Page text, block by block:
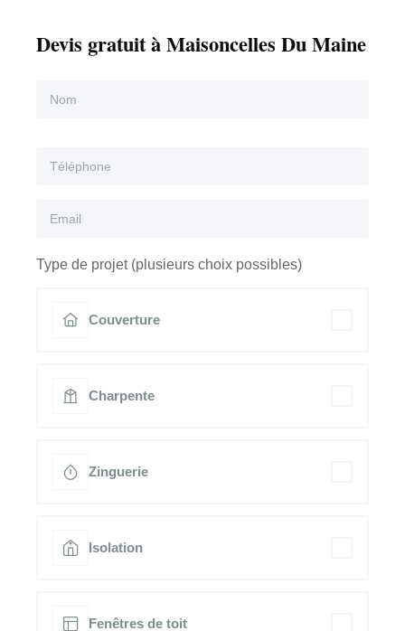
Devis gratuit à Maisoncelles Du Maine
Type de projet (plusieurs choix possibles)
Couverture
Charpente
Zinguerie
Isolation
Fenêtres de toit